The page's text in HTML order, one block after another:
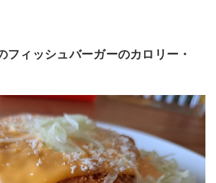
フィッシュバーガーのカロリー・